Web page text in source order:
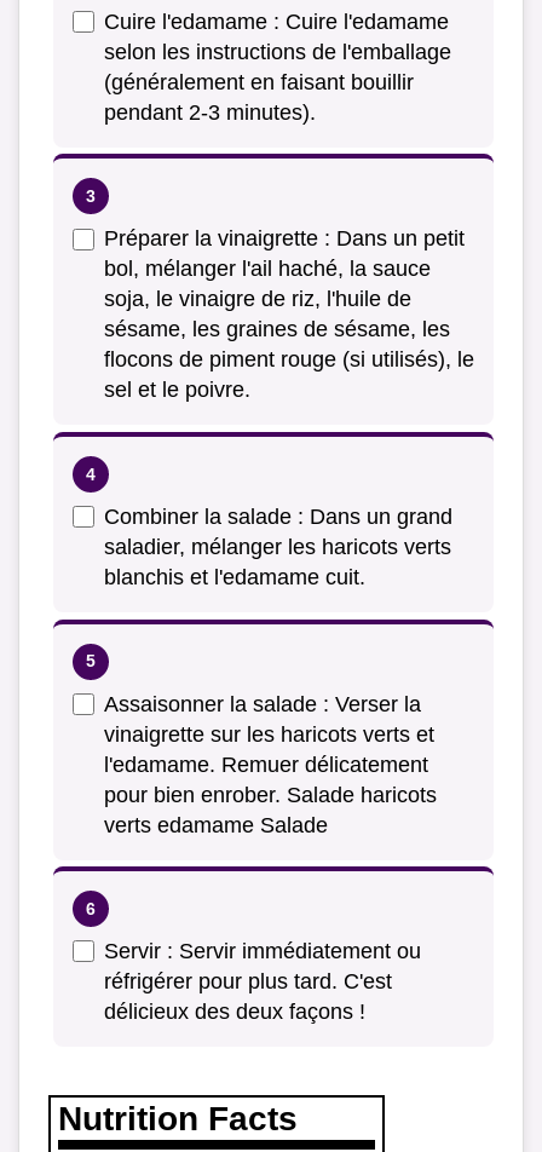
Cuire l'edamame : Cuire l'edamame
selon les instructions de l'emballage
(généralement en faisant bouillir
pendant 2-3 minutes).
Préparer la vinaigrette : Dans un petit
bol, mélanger l'ail haché, la sauce
soja, le vinaigre de riz, l'huile de
sésame, les graines de sésame, les
flocons de piment rouge (si utilisés), le
sel et le poivre.
Combiner la salade : Dans un grand
saladier, mélanger les haricots verts
blanchis et l'edamame cuit.
Assaisonner la salade : Verser la
vinaigrette sur les haricots verts et
l'edamame. Remuer délicatement
pour bien enrober. Salade haricots
verts edamame Salade
Servir : Servir immédiatement ou
réfrigérer pour plus tard. C'est
délicieux des deux façons !
Nutrition Facts